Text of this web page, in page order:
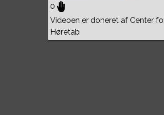
0
Videoen er doneret af Center
Høretab